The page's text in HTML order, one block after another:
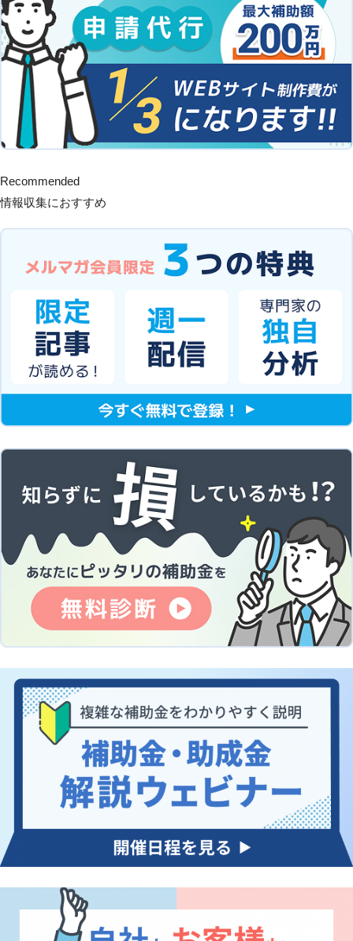
Recommended
情報収集におすすめ